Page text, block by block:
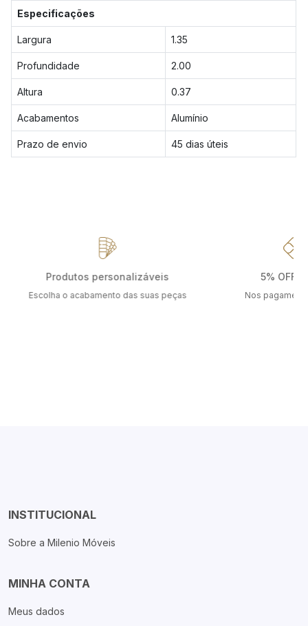
Especificações
Largura 1.35
Profundidade 2.00
Altura 0.37
Acabamentos Alumínio
Prazo de envio 45 dias úteis
Produtos personalizáveis
Escolha o acabamento das suas peças
5% OFF
Nos
INSTITUCIONAL
Sobre a Milenio Móveis
MINHA CONTA
Meus dados